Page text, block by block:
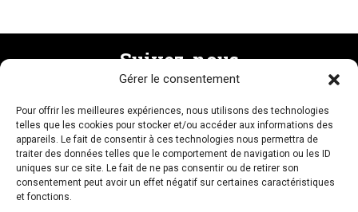
Gérer le consentement
Pour offrir les meilleures expériences, nous utilisons des technologies
telles que les cookies pour stocker et/ou accéder aux informations des
appareils. Le fait de consentir à ces technologies nous permettra de
traiter des données telles que le comportement de navigation ou les ID
uniques sur ce site. Le fait de ne pas consentir ou de retirer son
consentement peut avoir un effet négatif sur certaines caractéristiques
et fonctions.
Suivez-nous
Recevez la newsletter